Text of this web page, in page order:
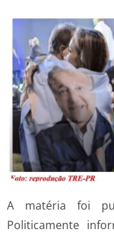
A matéria foi
Politicamente